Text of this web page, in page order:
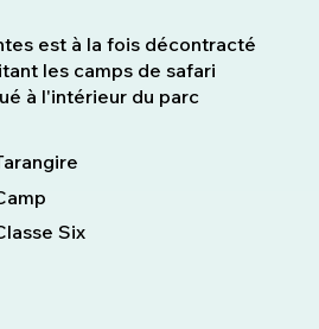
est à la fois décontracté
les camps de safari
à l'intérieur du parc
Six